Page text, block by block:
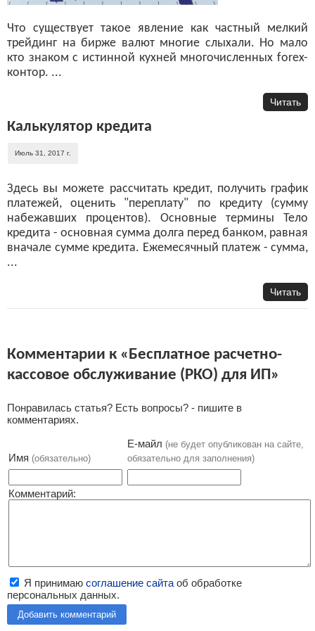
Что существует такое явление как частный мелкий
трейдинг на бирже валют многие слыхали. Но мало
кто знаком с истинной кухней многочисленных forex-
контор. ...
Читать
Калькулятор кредита
Июль 31, 2017 г.
Здесь вы можете рассчитать кредит, получить график
платежей, оценить "переплату" по кредиту (сумму
набежавших процентов). Основные термины Тело
кредита - основная сумма долга перед банком, равная
вначале сумме кредита. Ежемесячный платеж - сумма,
...
Читать
Комментарии к «Бесплатное расчетно-
кассовое обслуживание (РКО) для ИП»
Понравилась статья? Есть вопросы? - пишите в
комментариях.
Имя (обязательно)
Е-майл (не будет опубликован на сайте,
обязательно для заполнения)
Комментарий:
Я принимаю соглашение сайта об обработке
персональных данных.
Добавить комментарий